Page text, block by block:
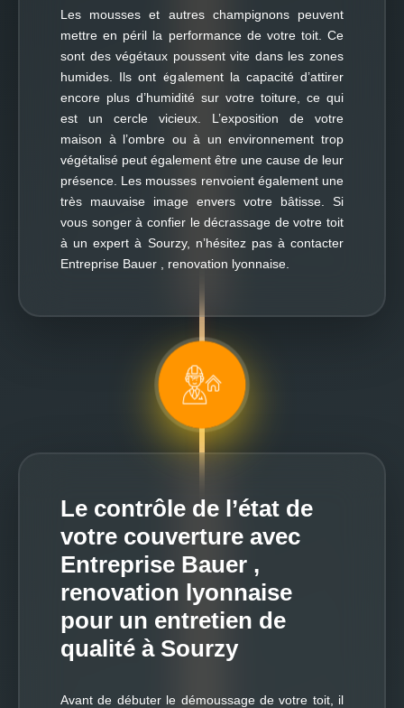
Les mousses et autres champignons peuvent
mettre en péril la performance de votre toit. Ce
sont des végétaux poussent vite dans les zones
humides. Ils ont également la capacité d’attirer
encore plus d’humidité sur votre toiture, ce qui
est un cercle vicieux. L’exposition de votre
maison à l’ombre ou à un environnement trop
végétalisé peut également être une cause de leur
présence. Les mousses renvoient également une
très mauvaise image envers votre bâtisse. Si
vous songer à confier le décrassage de votre toit
à un expert à Sourzy, n’hésitez pas à contacter
Entreprise Bauer , renovation lyonnaise.
Le contrôle de l’état de
votre couverture avec
Entreprise Bauer ,
renovation lyonnaise
pour un entretien de
qualité à Sourzy
Avant de débuter le démoussage de votre toit, il